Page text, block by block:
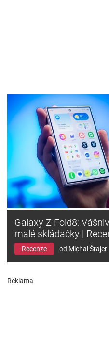
Galaxy Z Fold8:
malé skládačky |
Recenze od Michal Šrajer
Reklama